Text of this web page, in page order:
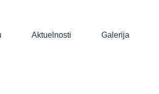
Aktuelnosti Galerija